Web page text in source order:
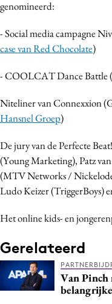
genomineerd:
- Social media campagne
case van Red Chocolate)
- COOLCAT Dance Battle
Niteliner van Connexxion
Hansnel Groep)
De jury van de Perfecte
(Young Marketing), Patz
(MTV Networks /
Ludo Keizer (TriggerBoys)
Het online kids- en
Gerelateerd
Van Pinch